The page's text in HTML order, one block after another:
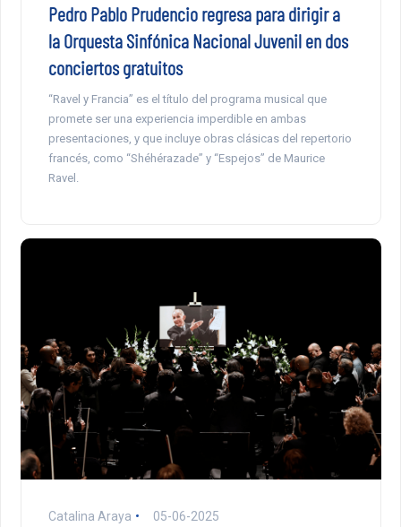
Pedro Pablo Prudencio regresa para dirigir a
la Orquesta Sinfónica Nacional Juvenil en dos
conciertos gratuitos
“Ravel y Francia” es el título del programa musical que
promete ser una experiencia imperdible en ambas
presentaciones, y que incluye obras clásicas del repertorio
francés, como “Shéhérazade” y “Espejos” de Maurice
Ravel.
Catalina Araya 05-06-2025